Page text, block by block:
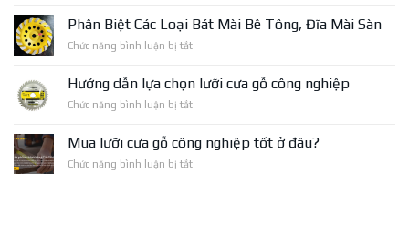
VỮNG
GIA
Về
Đá
Đá
Kim
COROLLA
Phân Biệt Các Loại Bát Mài Bê Tông, Đĩa Mài Sàn
Chức năng bình luận bị tắtở
Các
Loại
Bê
Tông,
Hướng dẫn lựa chọn lưỡi cưa gỗ công nghiệp
Chức năng bình luận bị tắtở
lựa
chọn
Mua lưỡi cưa gỗ công nghiệp tốt ở đâu?
Chức năng bình luận bị tắtở